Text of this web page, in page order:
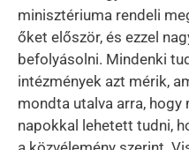
minisztériuma rendeli
őket először, és ezzel
befolyásolni. Mindenki
intézmények azt mérik,
mondta utalva arra,
napokkal lehetett tudni,